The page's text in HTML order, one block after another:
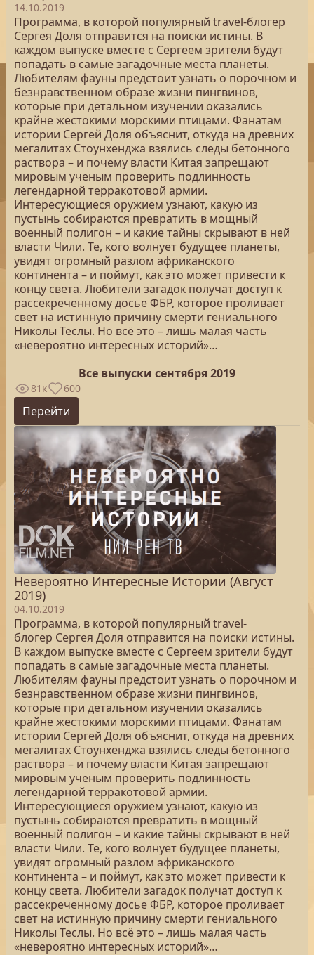
14.10.2019
Программа, в которой популярный travel-блогер
Сергея Доля отправится на поиски истины. В
каждом выпуске вместе с Сергеем зрители будут
попадать в самые загадочные места планеты.
Любителям фауны предстоит узнать о порочном и
безнравственном образе жизни пингвинов,
которые при детальном изучении оказались
крайне жестокими морскими птицами. Фанатам
истории Сергей Доля объяснит, откуда на древних
мегалитах Стоунхенджа взялись следы бетонного
раствора – и почему власти Китая запрещают
мировым ученым проверить подлинность
легендарной терракотовой армии.
Интересующиеся оружием узнают, какую из
пустынь собираются превратить в мощный
военный полигон – и какие тайны скрывают в ней
власти Чили. Те, кого волнует будущее планеты,
увидят огромный разлом африканского
континента – и поймут, как это может привести к
концу света. Любители загадок получат доступ к
рассекреченному досье ФБР, которое проливает
свет на истинную причину смерти гениального
Николы Теслы. Но всё это – лишь малая часть
«невероятно интересных историй»…
Все выпуски сентября 2019
81к 600
Перейти
Невероятно Интересные Истории (Август
2019)
04.10.2019
Программа, в которой популярный travel-
блогер Сергея Доля отправится на поиски истины.
В каждом выпуске вместе с Сергеем зрители будут
попадать в самые загадочные места планеты.
Любителям фауны предстоит узнать о порочном и
безнравственном образе жизни пингвинов,
которые при детальном изучении оказались
крайне жестокими морскими птицами. Фанатам
истории Сергей Доля объяснит, откуда на древних
мегалитах Стоунхенджа взялись следы бетонного
раствора – и почему власти Китая запрещают
мировым ученым проверить подлинность
легендарной терракотовой армии.
Интересующиеся оружием узнают, какую из
пустынь собираются превратить в мощный
военный полигон – и какие тайны скрывают в ней
власти Чили. Те, кого волнует будущее планеты,
увидят огромный разлом африканского
континента – и поймут, как это может привести к
концу света. Любители загадок получат доступ к
рассекреченному досье ФБР, которое проливает
свет на истинную причину смерти гениального
Николы Теслы. Но всё это – лишь малая часть
«невероятно интересных историй»…